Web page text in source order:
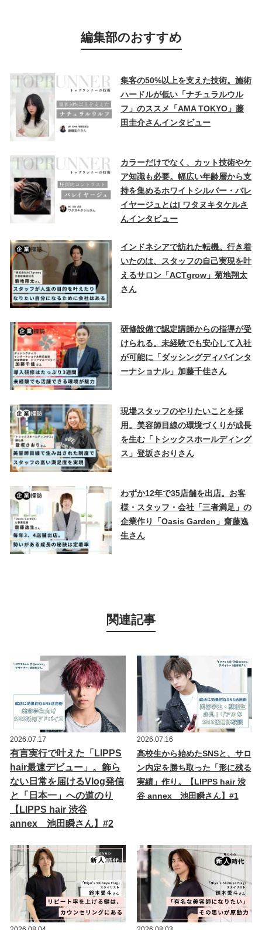
編集部のおすすめ
集客の50%以上を支えた技術。施術
ハードルが低い「ナチュラルウル
フ」のススメ「AMA TOKYO」藤
田圭介さんインタビュー
カラーだけでなく、カット技術やケ
ア知識も必要。幅広い年齢層から支
持を集めるホワイトシルバー・バレ
イヤージュとは| ワタヌキタケルさ
んインタビュー
インドネシアで訪れた転機。行き着
いたのは、スタッフの自己実現を叶
えるサロン「ACTgrow」菊地翔太
さん
研修設備で認定講師からの指導が受
けられる。未経験でも安心して入社
が可能に「ダッシングディバインタ
ーナショナル」加藤千佳さん
現場スタッフのやりたいことを採
用。美容師目線の環境づくりが成長
を生む「トシックスホールディング
ス」登坂さおりさん
わずか12年で35店舗を出店。お客
様・スタッフ・会社「三者満足」の
企業作り「Oasis Garden」齋藤逸
生さん
関連記事
2026.07.17
有言実行で叶えた「LIPPS
hair最速デビュー」。飾ら
ない日常を届けるVlog発信
と「日本一」への道のり
【LIPPS hair 渋谷
annex 池田瞬さん】#2
2026.07.16
高校生から始めたSNSと、サロ
ン内定を勝ち取った「形に残る
実績」作り。【LIPPS hair 渋
谷 annex 池田瞬さん】#1